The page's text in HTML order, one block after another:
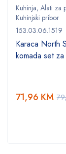
Kuhinja, Alati za
Kuhinjski pribor
153.03.06.1519
Karaca North
komada set
71,96 KM